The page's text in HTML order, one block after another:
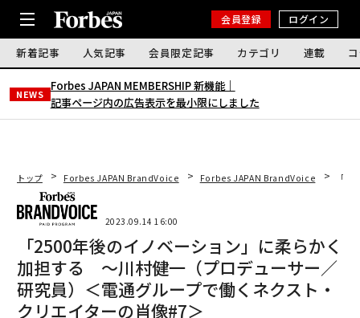
会員登録 ログイン
新着記事 人気記事 会員限定記事 カテゴリ 連載
NEWS
Forbes JAPAN MEMBERSHIP 新機能｜
記事ページ内の広告表示を最小限にしました
トップ Forbes JAPAN BrandVoice Forbes JAPAN BrandVoice 「
2023.09.14 16:00
「2500年後のイノベーション」に柔らかく
加担する 〜川村健一（プロデューサー／
研究員）＜電通グループで働くネクスト・
クリエイターの肖像#7＞